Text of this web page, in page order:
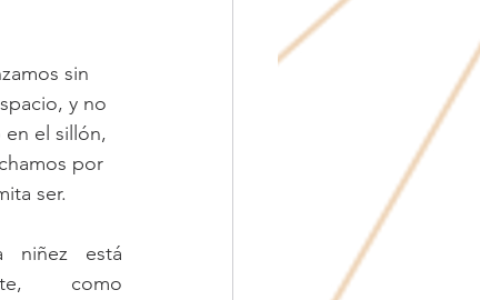
sin
y no
el sillón,
por
ser.
niñez está
como